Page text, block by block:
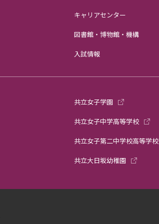
キャリアセンター
図書館・博物館・機構
入試情報
共立女子学園
共立女子中学高等学校
共立女子第二中学校高等学校
共立大日坂幼稚園